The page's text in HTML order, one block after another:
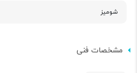
شومیز
مشخصات فنی